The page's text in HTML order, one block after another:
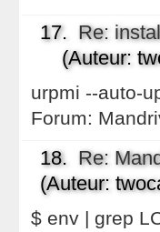
17. Re:
(Auteur:
urpmi --auto-
Forum:
18. Re:
(Auteur:
$ env | grep